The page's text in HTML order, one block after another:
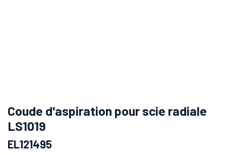
Coude d'aspiration pour scie radiale
LS1019
EL121495